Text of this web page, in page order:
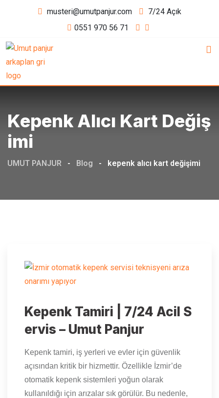
musteri@umutpanjur.com
7/24 Açık
0551 970 56 71
Kepenk Alıcı Kart Değiş
Imi
UMUT PANJUR - Blog - kepenk alıcı kart değişimi
Kepenk Tamiri | 7/24 Acil S
ervis – Umut Panjur
Kepenk tamiri, iş yerleri ve evler için güvenlik
açısından kritik bir hizmettir. Özellikle İzmir’de
otomatik kepenk sistemleri yoğun olarak
kullanıldığı için arızalar sık görülür. Bu nedenle,